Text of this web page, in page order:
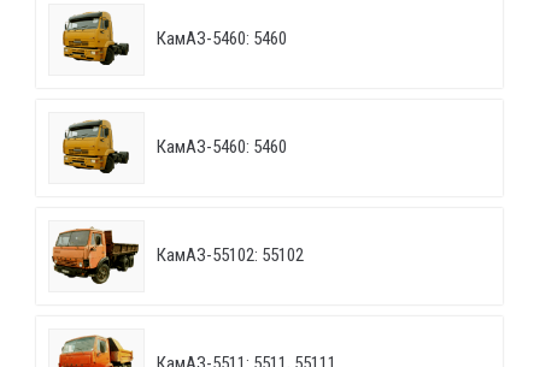
КамАЗ-5460: 5460
КамАЗ-5460: 5460
КамАЗ-55102: 55102